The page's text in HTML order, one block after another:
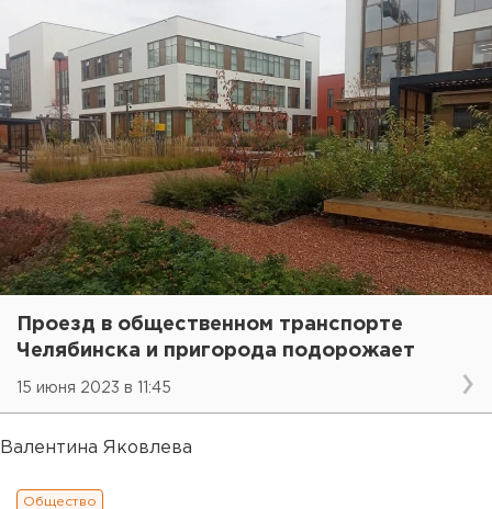
Проезд в общественном транспорте
Челябинска и пригорода подорожает
15 июня 2023 в 11:45
Валентина Яковлева
Общество